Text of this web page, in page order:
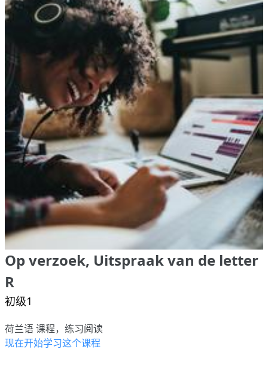
Op verzoek, Uitspraak van de letter
R
初级1
荷兰语 课程，练习阅读
现在开始学习这个课程